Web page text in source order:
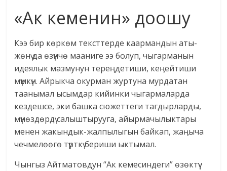
«Ак кеменин» доошу
Кээ бир көркөм тексттерде каармандын аты-
жөнү да өзүнчө мааниге ээ болуп, чыгарманын
идеялык мазмунун тереӊдетиши, кеӊейтиши
мүмкүн. Айрыкча окурман журтуна мурдатан
таанымал ысымдар кийинки чыгармаларда
кездешсе, эки башка сюжеттеги тагдырларды,
мүнөздөрдү салыштырууга, айырмачылыктары
менен жакындык-жалпылыгын байкап, жаӊыча
чечмелөөгө түрткү бериши ыктымал.
Чынгыз Айтматовдун “Ак кемесиндеги” өзөктүү